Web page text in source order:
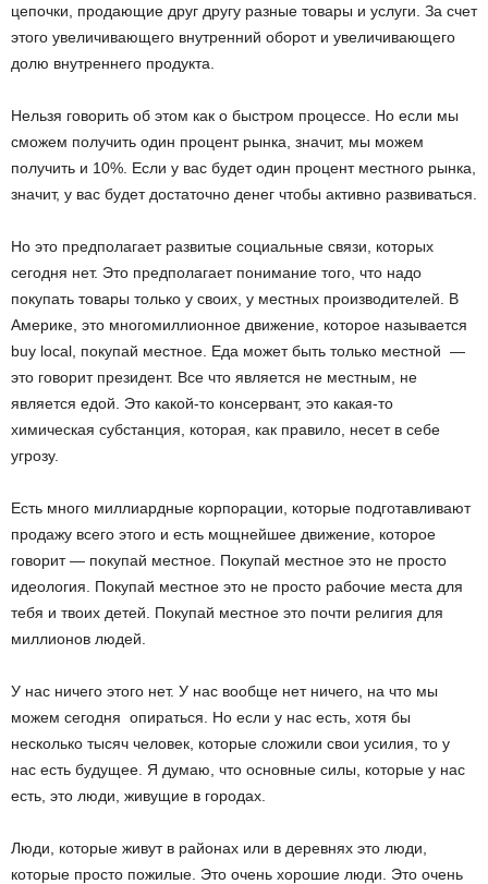
цепочки, продающие друг другу разные товары и услуги. За счет
этого увеличивающего внутренний оборот и увеличивающего
долю внутреннего продукта.
Нельзя говорить об этом как о быстром процессе. Но если мы
сможем получить один процент рынка, значит, мы можем
получить и 10%. Если у вас будет один процент местного рынка,
значит, у вас будет достаточно денег чтобы активно развиваться.
Но это предполагает развитые социальные связи, которых
сегодня нет. Это предполагает понимание того, что надо
покупать товары только у своих, у местных производителей. В
Америке, это многомиллионное движение, которое называется
buy loсal, покупай местное. Еда может быть только местной —
это говорит президент. Все что является не местным, не
является едой. Это какой-то консервант, это какая-то
химическая субстанция, которая, как правило, несет в себе
угрозу.
Есть много миллиардные корпорации, которые подготавливают
продажу всего этого и есть мощнейшее движение, которое
говорит — покупай местное. Покупай местное это не просто
идеология. Покупай местное это не просто рабочие места для
тебя и твоих детей. Покупай местное это почти религия для
миллионов людей.
У нас ничего этого нет. У нас вообще нет ничего, на что мы
можем сегодня опираться. Но если у нас есть, хотя бы
несколько тысяч человек, которые сложили свои усилия, то у
нас есть будущее. Я думаю, что основные силы, которые у нас
есть, это люди, живущие в городах.
Люди, которые живут в районах или в деревнях это люди,
которые просто пожилые. Это очень хорошие люди. Это очень